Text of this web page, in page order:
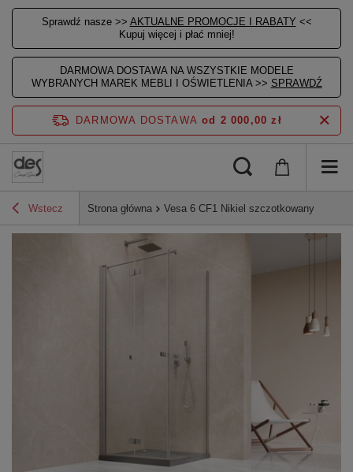
Sprawdź nasze >> AKTUALNE PROMOCJE I RABATY <<
Kupuj więcej i płać mniej!
DARMOWA DOSTAWA NA WSZYSTKIE MODELE
WYBRANYCH MAREK MEBLI I OŚWIETLENIA >> SPRAWDŹ
DARMOWA DOSTAWA od 2 000,00 zł
Wstecz Strona główna Vesa 6 CF1 Nikiel szczotkowany